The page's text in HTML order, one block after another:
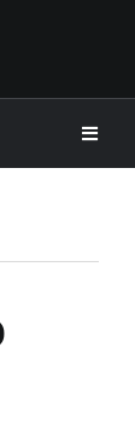
Toggle